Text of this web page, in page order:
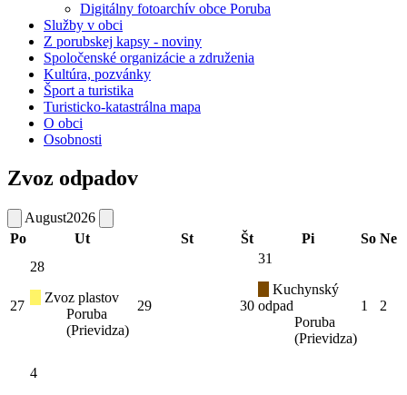
Digitálny fotoarchív obce Poruba
Služby v obci
Z porubskej kapsy - noviny
Spoločenské organizácie a združenia
Kultúra, pozvánky
Šport a turistika
Turisticko-katastrálna mapa
O obci
Osobnosti
Zvoz odpadov
August2026
Po
Ut St Št Pi So Ne
27
28
Zvoz plastov
Poruba
(Prievidza)
29 30
31
Kuchynský
odpad
Poruba
(Prievidza)
1 2
4